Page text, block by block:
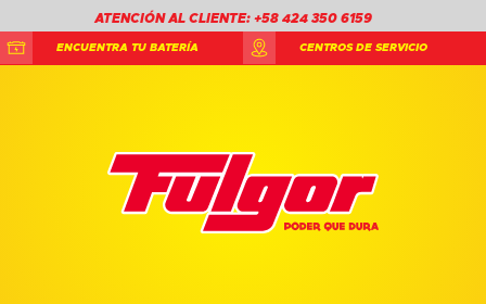
ATENCIÓN AL CLIENTE: +58 424 350 6159
ENCUENTRA TU BATERÍA CENTROS DE SERVICIO